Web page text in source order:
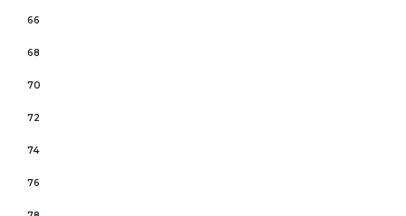
66
68
70
72
74
76